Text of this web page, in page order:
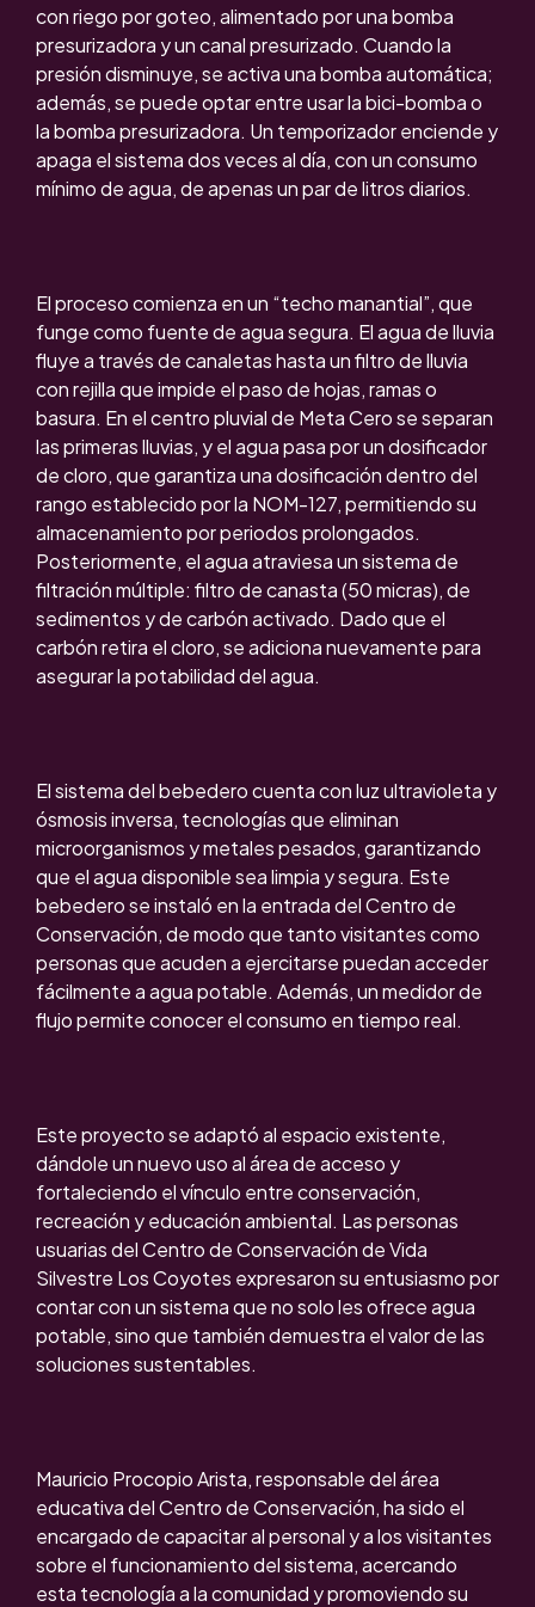
con riego por goteo, alimentado por una bomba
presurizadora y un canal presurizado. Cuando la
presión disminuye, se activa una bomba automática;
además, se puede optar entre usar la bici-bomba o
la bomba presurizadora. Un temporizador enciende y
apaga el sistema dos veces al día, con un consumo
mínimo de agua, de apenas un par de litros diarios.
El proceso comienza en un “techo manantial”, que
funge como fuente de agua segura. El agua de lluvia
fluye a través de canaletas hasta un filtro de lluvia
con rejilla que impide el paso de hojas, ramas o
basura. En el centro pluvial de Meta Cero se separan
las primeras lluvias, y el agua pasa por un dosificador
de cloro, que garantiza una dosificación dentro del
rango establecido por la NOM-127, permitiendo su
almacenamiento por periodos prolongados.
Posteriormente, el agua atraviesa un sistema de
filtración múltiple: filtro de canasta (50 micras), de
sedimentos y de carbón activado. Dado que el
carbón retira el cloro, se adiciona nuevamente para
asegurar la potabilidad del agua.
El sistema del bebedero cuenta con luz ultravioleta y
ósmosis inversa, tecnologías que eliminan
microorganismos y metales pesados, garantizando
que el agua disponible sea limpia y segura. Este
bebedero se instaló en la entrada del Centro de
Conservación, de modo que tanto visitantes como
personas que acuden a ejercitarse puedan acceder
fácilmente a agua potable. Además, un medidor de
flujo permite conocer el consumo en tiempo real.
Este proyecto se adaptó al espacio existente,
dándole un nuevo uso al área de acceso y
fortaleciendo el vínculo entre conservación,
recreación y educación ambiental. Las personas
usuarias del Centro de Conservación de Vida
Silvestre Los Coyotes expresaron su entusiasmo por
contar con un sistema que no solo les ofrece agua
potable, sino que también demuestra el valor de las
soluciones sustentables.
Mauricio Procopio Arista, responsable del área
educativa del Centro de Conservación, ha sido el
encargado de capacitar al personal y a los visitantes
sobre el funcionamiento del sistema, acercando
esta tecnología a la comunidad y promoviendo su